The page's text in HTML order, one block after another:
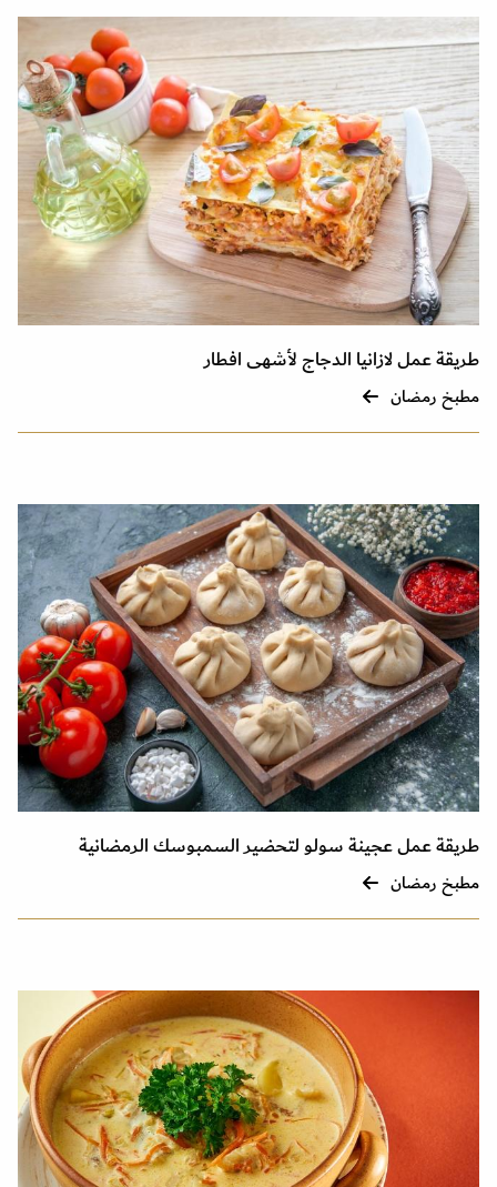
طريقة عمل لازانيا الدجاج لأشهى افطار
مطبخ رمضان
طريقة عمل عجينة سولو لتحضير السمبوسك الرمضانية
مطبخ رمضان